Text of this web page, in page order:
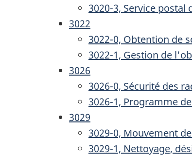
3020-3, Service postal
3022
3022-0, Obtention de
3022-1, Gestion de
3026
3026-0, Sécurité des
3026-1, Programme
3029
3029-0, Mouvement
3029-1, Nettoyage,